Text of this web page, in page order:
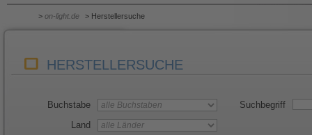
> on-light.de > Herstellersuche
HERSTELLERSUCHE
Buchstabe
Land
Suchbegriff